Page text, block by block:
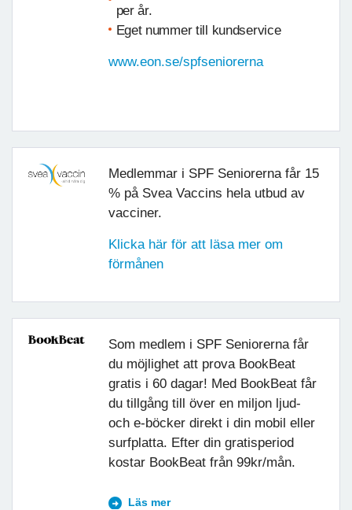
per år.
Eget nummer till kundservice
www.eon.se/spfseniorerna
Medlemmar i SPF Seniorerna får 15
% på Svea Vaccins hela utbud av
vacciner.
Klicka här för att läsa mer om
förmånen
Som medlem i SPF Seniorerna får
du möjlighet att prova BookBeat
gratis i 60 dagar! Med BookBeat får
du tillgång till över en miljon ljud-
och e-böcker direkt i din mobil eller
surfplatta. Efter din gratisperiod
kostar BookBeat från 99kr/mån.
Läs mer